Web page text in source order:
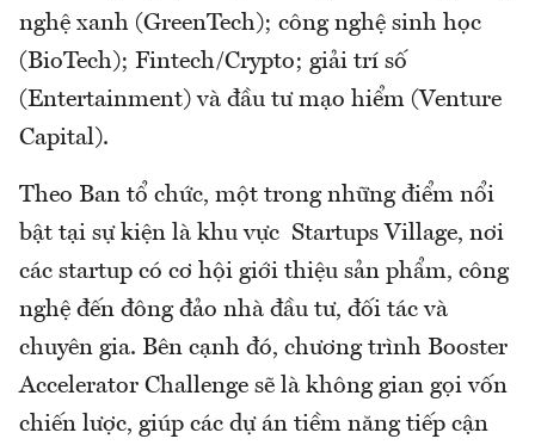
nghệ xanh (GreenTech); công nghệ sinh học
(BioTech); Fintech/Crypto; giải trí số
(Entertainment) và đầu tư mạo hiểm (Venture
Capital).
Theo Ban tổ chức, một trong những điểm nổi
bật tại sự kiện là khu vực Startups Village, nơi
các startup có cơ hội giới thiệu sản phẩm, công
nghệ đến đông đảo nhà đầu tư, đối tác và
chuyên gia. Bên cạnh đó, chương trình Booster
Accelerator Challenge sẽ là không gian gọi vốn
chiến lược, giúp các dự án tiềm năng tiếp cận